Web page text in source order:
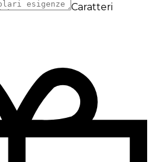
Caratteri